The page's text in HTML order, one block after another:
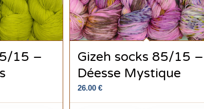
15 –
Gizeh socks 85/15 –
Déesse Mystique
26.00€